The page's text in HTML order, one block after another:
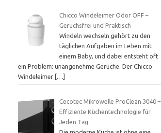
Chicco Windeleimer Odor OFF –
Geruchsfrei und Praktisch
Windeln wechseln gehört zu den
täglichen Aufgaben im Leben mit
einem Baby, und dabei entsteht oft
ein Problem: unangenehme Gerüche. Der Chicco
Windeleimer […]
Cecotec Mikrowelle ProClean 3040 –
Effiziente Küchentechnologie für
Jeden Tag